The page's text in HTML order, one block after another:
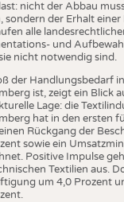
nicht der Abbau
sondern der Erhalt einer
alle
und
nicht notwendig sind.
der Handlungsbedarf
ist, zeigt ein Blick
Lage: die
hat in den ersten
Rückgang der
sowie ein
Positive Impulse
Textilien aus.
um 4,0 Prozent